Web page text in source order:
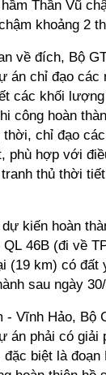
Thần Vũ
khoảng 2
về đích, Bộ
án chỉ đạo các
các khối
công hoàn
chỉ đạo
phù hợp với
thủ thời
kiến hoàn
QL 46B (đi về
(19 km) có đất
sau ngày
Vĩnh Hảo, Bộ
án phải có giải
biệt là đoạn